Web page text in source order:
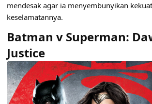
mendesak agar ia menyembunyikan
keselamatannya.
Batman v Superman:
Justice